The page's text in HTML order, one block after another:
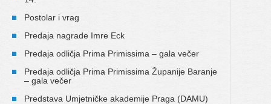
Postolar i vrag
Predaja nagrade Imre Eck
Predaja odličja Prima Primissima – gala večer
Predaja odličja Prima Primissima Županije Baranje
– gala večer
Predstava Umjetničke akademije Praga (DAMU)